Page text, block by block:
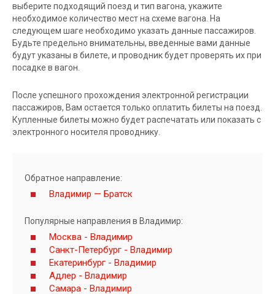
выберите подходящий поезд и тип вагона, укажите
необходимое количество мест на схеме вагона. На
следующем шаге необходимо указать данные пассажиров.
Будьте предельно внимательны, введенные вами данные
будут указаны в билете, и проводник будет проверять их при
посадке в вагон.
После успешного прохождения электронной регистрации
пассажиров, Вам остается только оплатить билеты на поезд.
Купленные билеты можно будет распечатать или показать с
электронного носителя проводнику.
Обратное направление:
Владимир — Братск
Популярные направления в Владимир:
Москва - Владимир
Санкт-Петербург - Владимир
Екатеринбург - Владимир
Адлер - Владимир
Самара - Владимир